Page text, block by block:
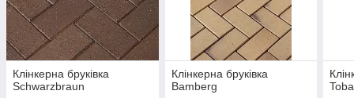
Клінкерна бруківка
Schwarzbraun
Клінкерна бруківка
Bamberg
Toba